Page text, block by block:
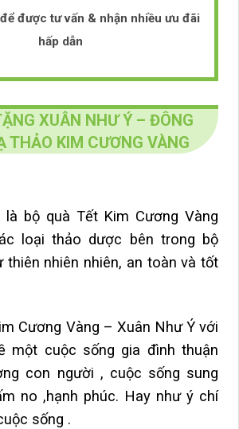
được tư vấn & nhận nhiều ưu đãi
hấp dẫn
XUÂN NHƯ Ý – ĐÔNG
THẢO KIM CƯƠNG VÀNG
là bộ quà Tết Kim Cương Vàng
loại thảo dược bên trong bộ
thiên nhiên nhiên, an toàn và tốt
Cương Vàng – Xuân Như Ývới
một cuộc sống gia đình thuận
con người , cuộc sống sung
no ,hạnh phúc. Hay như ý chí
sống .